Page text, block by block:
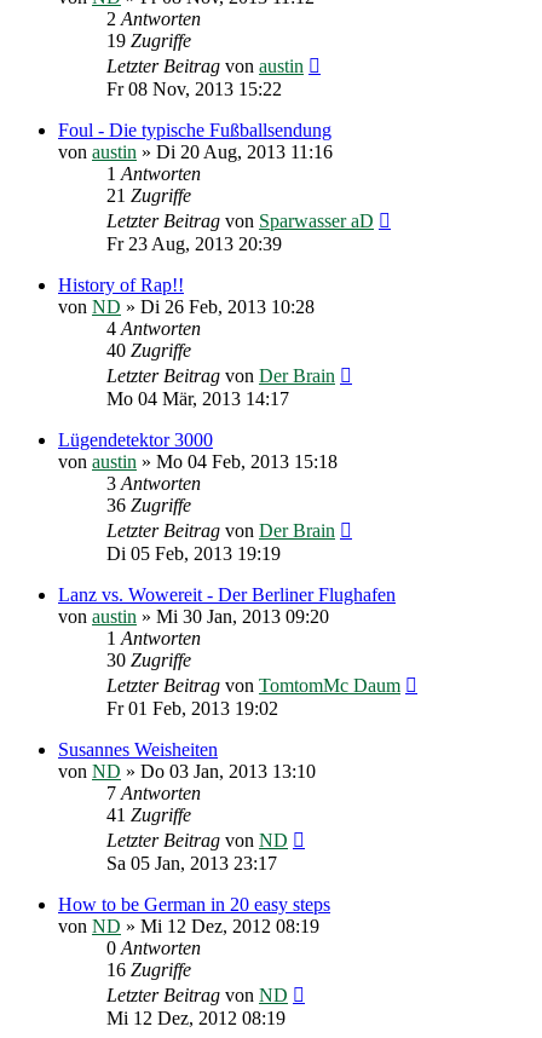
2Antworten
19 Zugriffe
Letzter Beitrag von austin
Fr 08 Nov, 2013 15:22
Foul - Die typische Fußballsendung
von austin » Di 20 Aug, 2013 11:16
1Antworten
21 Zugriffe
Letzter Beitrag von Sparwasser aD
Fr 23 Aug, 2013 20:39
History of Rap!!
von ND » Di 26 Feb, 2013 10:28
4Antworten
40 Zugriffe
Letzter Beitrag von Der Brain
Mo 04 Mär, 2013 14:17
Lügendetektor 3000
von austin » Mo 04 Feb, 2013 15:18
3Antworten
36 Zugriffe
Letzter Beitrag von Der Brain
Di 05 Feb, 2013 19:19
Lanz vs. Wowereit - Der Berliner Flughafen
von austin » Mi 30 Jan, 2013 09:20
1Antworten
30 Zugriffe
Letzter Beitrag von TomtomMc Daum
Fr 01 Feb, 2013 19:02
Susannes Weisheiten
von ND » Do 03 Jan, 2013 13:10
7Antworten
41 Zugriffe
Letzter Beitrag von ND
Sa 05 Jan, 2013 23:17
How to be German in 20 easy steps
von ND » Mi 12 Dez, 2012 08:19
0Antworten
16 Zugriffe
Letzter Beitrag von ND
Mi 12 Dez, 2012 08:19